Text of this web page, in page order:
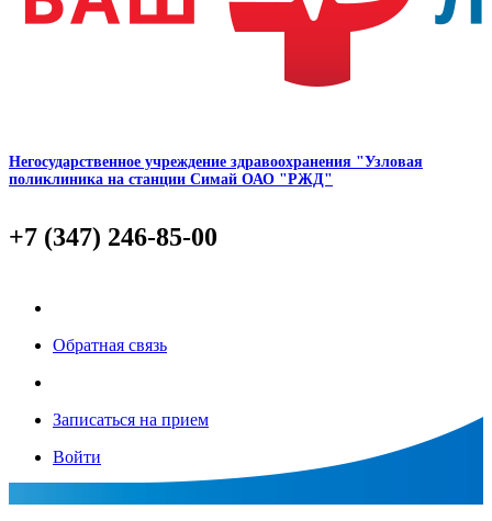
Негосударственное учреждение здравоохранения "Узловая
поликлиника на станции Симай ОАО "РЖД"
+7 (347) 246-85-00
Обратная связь
Записаться на прием
Войти